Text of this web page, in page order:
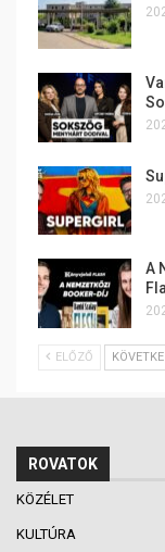
A
ELŐZŐ
ROVATOK
KÖZÉLET
KULTÚRA